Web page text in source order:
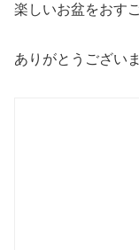
楽しいお盆をおす
ありがとうござい